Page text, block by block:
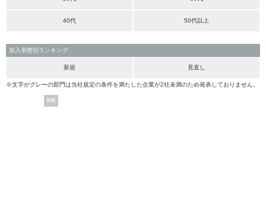
40代 50代以上
加入形態別ランキング
新規 見直し
※文字がグレーの部門は当社規定の条件を満たした企業が2社未満のため発表しておりません。
PR